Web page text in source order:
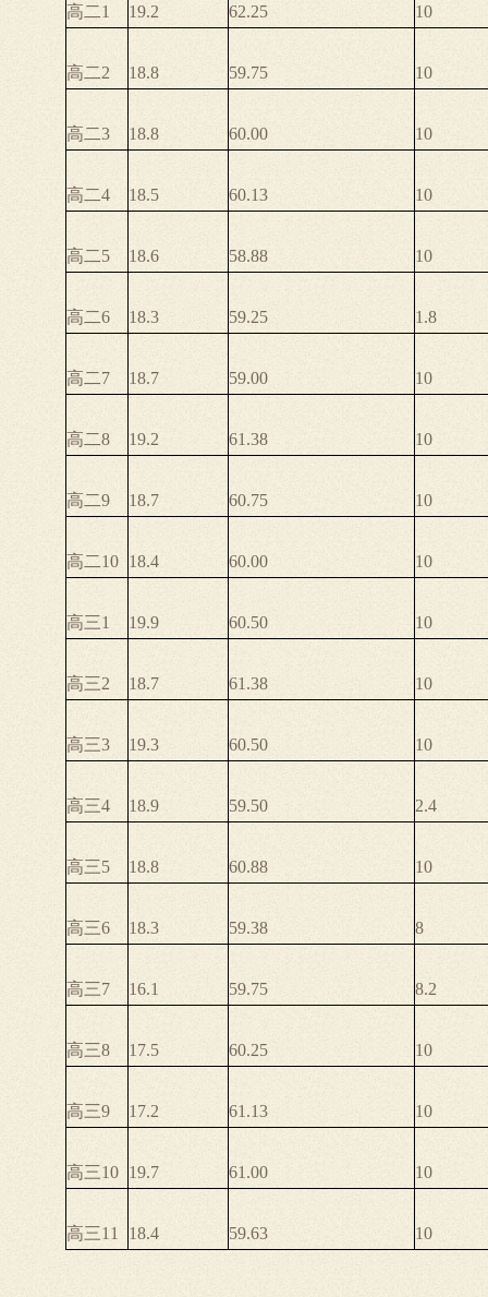
高二1 19.2 62.25 10
高二2 18.8 59.75 10
高二3 18.8 60.00 10
高二4 18.5 60.13 10
高二5 18.6 58.88 10
高二6 18.3 59.25 1.8
高二7 18.7 59.00 10
高二8 19.2 61.38 10
高二9 18.7 60.75 10
高二10 18.4 60.00 10
高三1 19.9 60.50 10
高三2 18.7 61.38 10
高三3 19.3 60.50 10
高三4 18.9 59.50 2.4
高三5 18.8 60.88 10
高三6 18.3 59.38 8
高三7 16.1 59.75 8.2
高三8 17.5 60.25 10
高三9 17.2 61.13 10
高三10 19.7 61.00 10
高三11 18.4 59.63 10